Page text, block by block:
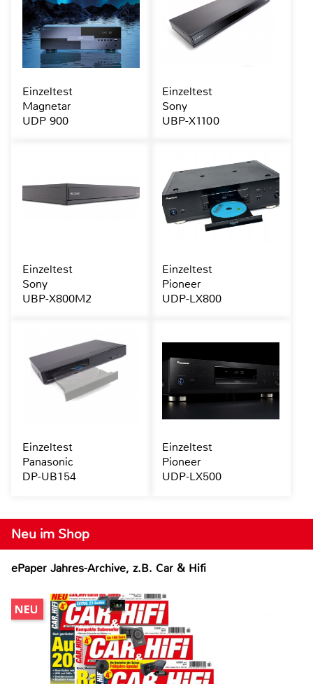
Neu im Shop
ePaper Jahres-Archive, z.B. Car & Hifi
Einzeltest
Magnetar
UDP 900
Einzeltest
Sony
UBP-X1100
Einzeltest
Sony
UBP-X800M2
Einzeltest
Pioneer
UDP-LX800
Einzeltest
Panasonic
DP-UB154
Einzeltest
Pioneer
UDP-LX500